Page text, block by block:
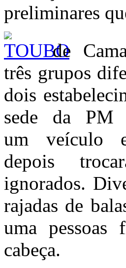
preliminares
de
três grupos
dois
sede da PM
um veículo
depois
ignorados.
rajadas de
uma
cabeça.